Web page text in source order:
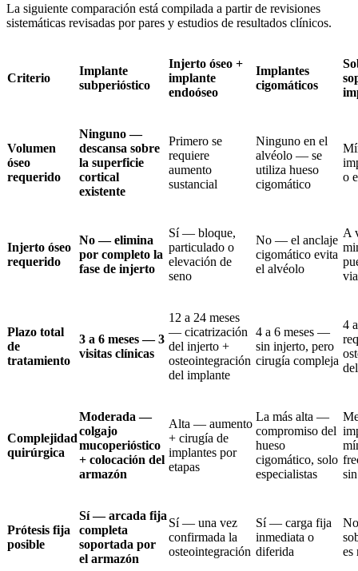
La siguiente comparación está compilada a partir de revisiones
sistemáticas revisadas por pares y estudios de resultados clínicos.
Criterio
Implante
subperióstico
Injerto óseo +
implante
endoóseo
Implantes
cigomáticos
Volumen
óseo
requerido
Ninguno —
descansa sobre
la superficie
cortical
existente
Primero se
requiere
aumento
sustancial
Ninguno en el
alvéolo — se
utiliza hueso
cigomático
o
Injerto óseo
requerido
No — elimina
por completo la
fase de injerto
Sí — bloque,
particulado o
elevación de
seno
No — el anclaje
cigomático evita
el alvéolo
A
Plazo total
de
tratamiento
3 a 6 meses — 3
visitas clínicas
12 a 24 meses
— cicatrización
del injerto +
osteointegración
del implante
4 a 6 meses —
sin injerto, pero
cirugía compleja
4
Complejidad
quirúrgica
Moderada —
colgajo
mucoperióstico
+ colocación del
armazón
Alta — aumento
+ cirugía de
implantes por
etapas
La más alta —
compromiso del
hueso
cigomático, solo
especialistas
Prótesis fija
posible
Sí — arcada fija
completa
soportada por
el armazón
Sí — una vez
confirmada la
osteointegración
Sí — carga fija
inmediata o
diferida
es